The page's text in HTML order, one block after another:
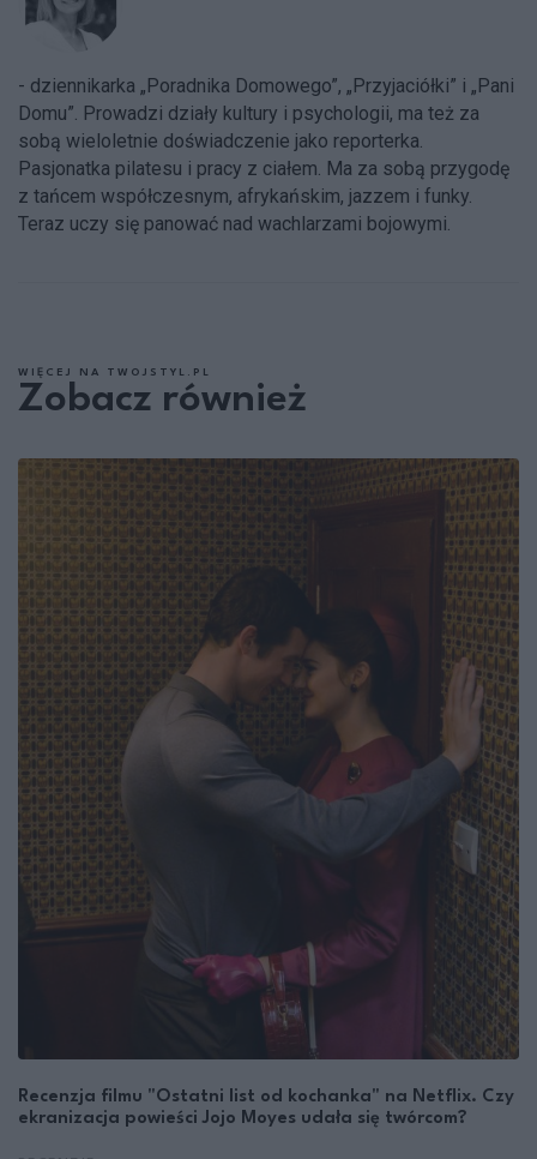
- dziennikarka „Poradnika Domowego”, „Przyjaciółki” i „Pani
Domu”. Prowadzi działy kultury i psychologii, ma też za
sobą wieloletnie doświadczenie jako reporterka.
Pasjonatka pilatesu i pracy z ciałem. Ma za sobą przygodę
z tańcem współczesnym, afrykańskim, jazzem i funky.
Teraz uczy się panować nad wachlarzami bojowymi.
WIĘCEJ NA TWOJSTYL.PL
Zobacz również
Recenzja filmu "Ostatni list od kochanka" na Netflix. Czy
ekranizacja powieści Jojo Moyes udała się twórcom?